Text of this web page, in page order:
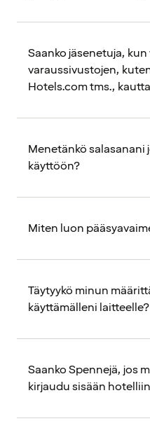
Saanko jäsenetuja,
varaussivustojen,
Hotels.com tms.,
Menetänkö salasanani
käyttöön?
Miten luon
Täytyykö minun
käyttämälleni laitteelle?
Saanko Spennejä, jos
kirjaudu sisään